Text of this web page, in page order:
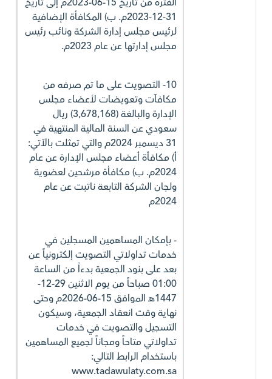
31-12-2023م. ب) المكافأة الإضافية
لرئيس مجلس إدارة الشركة ونائب رئيس
مجلس إدارتها عن عام 2023م.
10- التصويت على ما تم صرفه من
مكافآت وتعويضات لأعضاء مجلس
الإدارة والبالغة (3,678,168) ريال
سعودي عن السنة المالية المنتهية في
31 ديسمبر 2024م والتي تمثلت بالآتي:
أ) مكافأة أعضاء مجلس الإدارة عن عام
2024م. ب) مكافأة مرشحين لعضوية
ولجان الشركة التابعة ناتبت عن عام
2024م
- بإمكان المساهمين المسجلين في
خدمات تداولاتي التصويت إلكترونياً عن
بعد على بنود الجمعية بدءاً من الساعة
01:00 صباحاً من يوم الاثنين 29-12-
1447هـ الموافق 15-06-2026م وحتى
نهاية وقت انعقاد الجمعية، وسيكون
التسجيل والتصويت في خدمات
تداولاتي متاحاً ومجاناً لجميع المساهمين
باستخدام الرابط التالي:
www.tadawulaty.com.sa